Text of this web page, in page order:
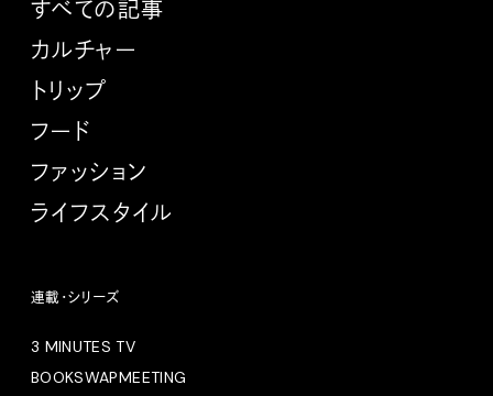
すべての記事
カルチャー
トリップ
フード
ファッション
ライフスタイル
連載・シリーズ
3 MINUTES TV
BOOKSWAPMEETING